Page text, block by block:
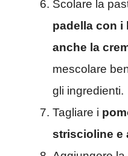
Scolare la
padella con i
anche la
mescolare
gli ingredienti.
Tagliare i
striscioline e